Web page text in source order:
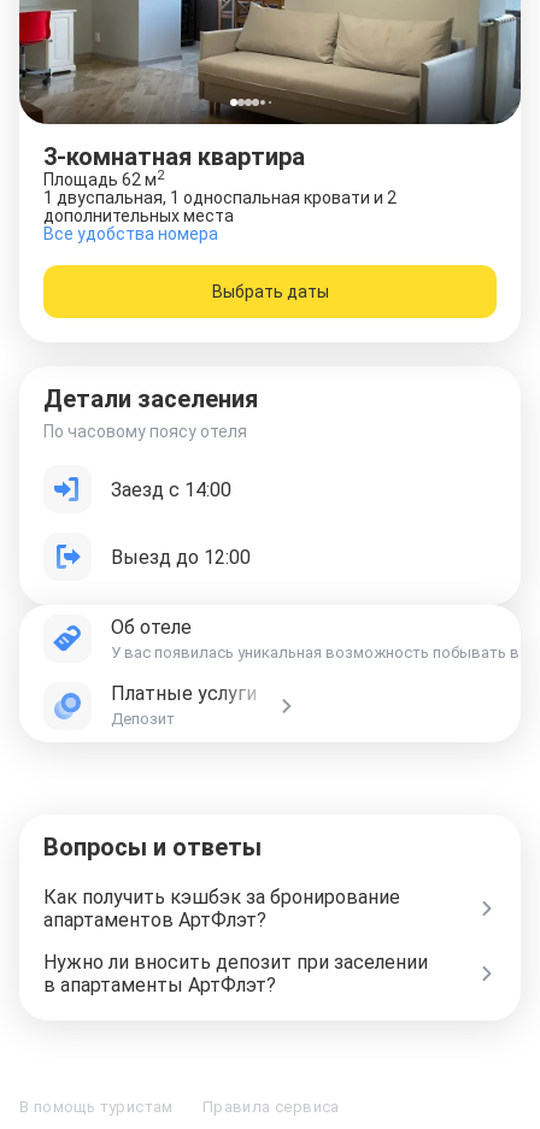
3-комнатная квартира
Площадь 62 м2
1 двуспальная, 1 односпальная кровати и 2
дополнительных места
Все удобства номера
Выбрать даты
Детали заселения
По часовому поясу отеля
Заезд с 14:00
Выезд до 12:00
Об отеле
У вас появилась уникальная возможность побывать в
Платные услуги
Депозит
Вопросы и ответы
Как получить кэшбэк за бронирование
апартаментов АртФлэт?
Нужно ли вносить депозит при заселении
в апартаменты АртФлэт?
Отели в КазаниОтели в Нижнем Новгороде
В помощь туристам Правила сервиса